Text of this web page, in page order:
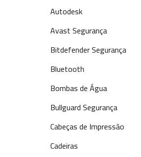
Autodesk
Avast Segurança
Bitdefender Segurança
Bluetooth
Bombas de Água
Bullguard Segurança
Cabeças de Impressão
Cadeiras